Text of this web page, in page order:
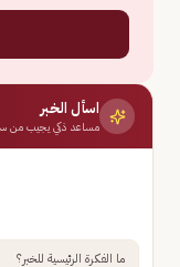
اسأل الخبر
مساعد ذكي يجيب من
ما الفكرة الرئيسية للخبر؟